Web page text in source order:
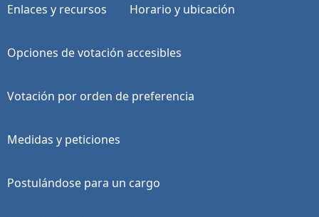
Enlaces y recursos Horario y ubicación
Opciones de votación accesibles
Votación por orden de preferencia
Medidas y peticiones
Postulándose para un cargo